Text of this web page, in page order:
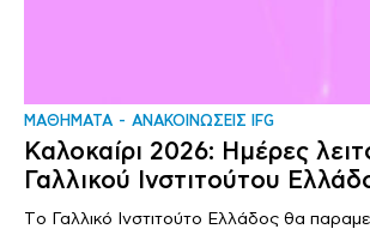
ΜΑΘΗΜΑΤΑ ΑΝΑΚΟΙΝΩΣΕΙΣ IFG
Καλοκαίρι 2026: Ημέρες
Γαλλικού Ινστιτούτου
Tο Γαλλικό Ινστιτούτο Ελλάδος θα